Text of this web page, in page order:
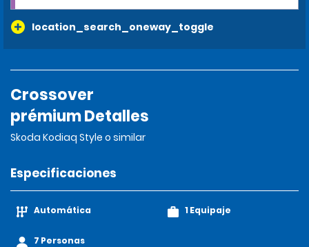
location_search_oneway_toggle
Crossover
prémium Detalles
Skoda Kodiaq Style o similar
Especificaciones
Automática
7 Personas
1 Equipaje